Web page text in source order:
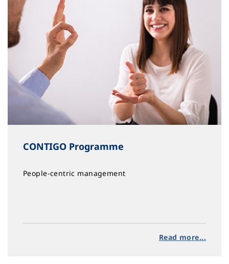
CONTIGO Programme
People-centric management
Read more...